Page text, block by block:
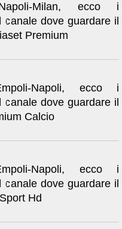
Milan, ecco i
dove guardare il
Premium
Napoli, ecco i
dove guardare il
Calcio
Napoli, ecco i
dove guardare il
Hd